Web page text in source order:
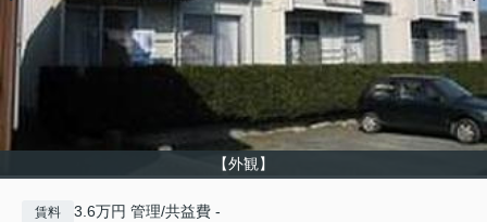
【外観】
賃料 3.6万円 管理/共益費 -